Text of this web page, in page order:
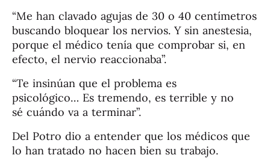
“Me han clavado agujas de 30 o 40 centímetros
buscando bloquear los nervios. Y sin anestesia,
porque el médico tenía que comprobar si, en
efecto, el nervio reaccionaba”.
“Te insinúan que el problema es
psicológico… Es tremendo, es terrible y no
sé cuándo va a terminar”.
Del Potro dio a entender que los médicos que
lo han tratado no hacen bien su trabajo.